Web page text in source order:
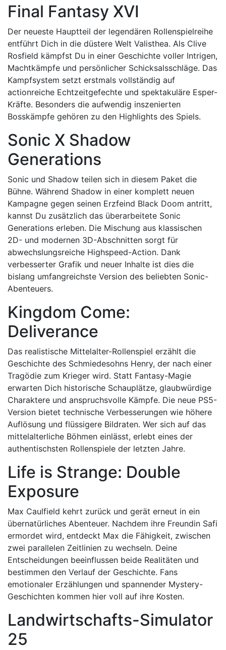
Final Fantasy XVI
Der neueste Hauptteil der legendären Rollenspielreihe
entführt Dich in die düstere Welt Valisthea. Als Clive
Rosfield kämpfst Du in einer Geschichte voller Intrigen,
Machtkämpfe und persönlicher Schicksalsschläge. Das
Kampfsystem setzt erstmals vollständig auf
actionreiche Echtzeitgefechte und spektakuläre Esper-
Kräfte. Besonders die aufwendig inszenierten
Bosskämpfe gehören zu den Highlights des Spiels.
Sonic X Shadow
Generations
Sonic und Shadow teilen sich in diesem Paket die
Bühne. Während Shadow in einer komplett neuen
Kampagne gegen seinen Erzfeind Black Doom antritt,
kannst Du zusätzlich das überarbeitete Sonic
Generations erleben. Die Mischung aus klassischen
2D- und modernen 3D-Abschnitten sorgt für
abwechslungsreiche Highspeed-Action. Dank
verbesserter Grafik und neuer Inhalte ist dies die
bislang umfangreichste Version des beliebten Sonic-
Abenteuers.
Kingdom Come:
Deliverance
Das realistische Mittelalter-Rollenspiel erzählt die
Geschichte des Schmiedesohns Henry, der nach einer
Tragödie zum Krieger wird. Statt Fantasy-Magie
erwarten Dich historische Schauplätze, glaubwürdige
Charaktere und anspruchsvolle Kämpfe. Die neue PS5-
Version bietet technische Verbesserungen wie höhere
Auflösung und flüssigere Bildraten. Wer sich auf das
mittelalterliche Böhmen einlässt, erlebt eines der
authentischsten Rollenspiele der letzten Jahre.
Life is Strange: Double
Exposure
Max Caulfield kehrt zurück und gerät erneut in ein
übernatürliches Abenteuer. Nachdem ihre Freundin Safi
ermordet wird, entdeckt Max die Fähigkeit, zwischen
zwei parallelen Zeitlinien zu wechseln. Deine
Entscheidungen beeinflussen beide Realitäten und
bestimmen den Verlauf der Geschichte. Fans
emotionaler Erzählungen und spannender Mystery-
Geschichten kommen hier voll auf ihre Kosten.
Landwirtschafts-Simulator
25